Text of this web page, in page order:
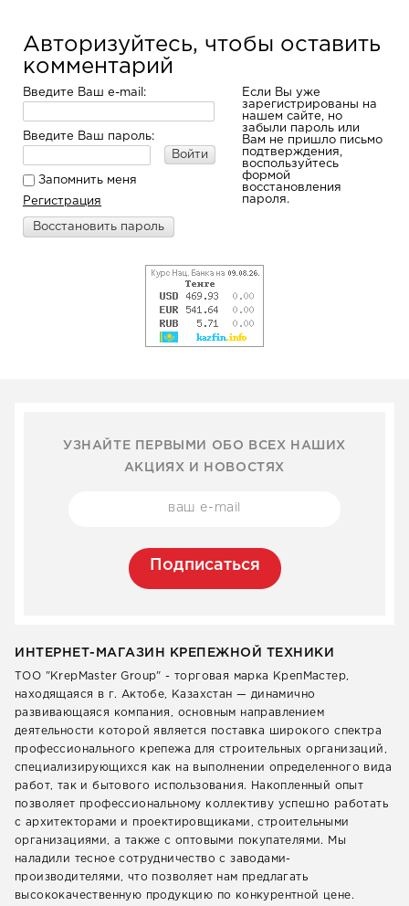
Авторизуйтесь, чтобы оставить
комментарий
Введите Ваш e-mail:
Введите Ваш пароль:
Войти
Запомнить меня
Регистрация
Если Вы уже
зарегистрированы на
нашем сайте, но
забыли пароль или
Вам не пришло письмо
подтверждения,
воспользуйтесь
формой
восстановления
пароля.
Восстановить пароль
УЗНАЙТЕ ПЕРВЫМИ ОБО ВСЕХ НАШИХ
АКЦИЯХ И НОВОСТЯХ
Подписаться
ИНТЕРНЕТ-МАГАЗИН КРЕПЕЖНОЙ ТЕХНИКИ
ТОО "KrepMaster Group" - торговая марка КрепМастер,
находящаяся в г. Актобе, Казахстан — динамично
развивающаяся компания, основным направлением
деятельности которой является поставка широкого спектра
профессионального крепежа для строительных организаций,
специализирующихся как на выполнении определенного вида
работ, так и бытового использования. Накопленный опыт
позволяет профессиональному коллективу успешно работать
с архитекторами и проектировщиками, строительными
организациями, а также с оптовыми покупателями. Мы
наладили тесное сотрудничество с заводами-
производителями, что позволяет нам предлагать
высококачественную продукцию по конкурентной цене.